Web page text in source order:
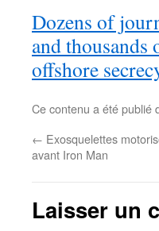
Dozens of
and thousands
offshore
Ce contenu a été publié
← Exosquelettes
avant Iron Man
Laisser un